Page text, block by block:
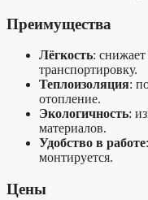
Преимущества
Лёгкость:
транспортировку.
Теплоизоляция:
отопление.
Экологичность:
материалов.
Удобство в работе
монтируется.
Цены